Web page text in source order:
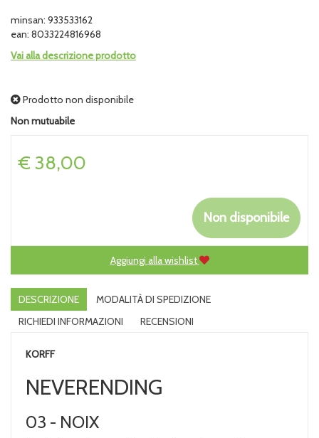
minsan: 933533162
ean: 8033224816968
Vai alla descrizione prodotto
Prodotto non disponibile
Non mutuabile
Prezzo
€ 38,00
Non disponibile
Aggiungi alla wishlist
DESCRIZIONE
MODALITÀ DI SPEDIZIONE
RICHIEDI INFORMAZIONI
RECENSIONI
KORFF
NEVERENDING
03 - NOIX